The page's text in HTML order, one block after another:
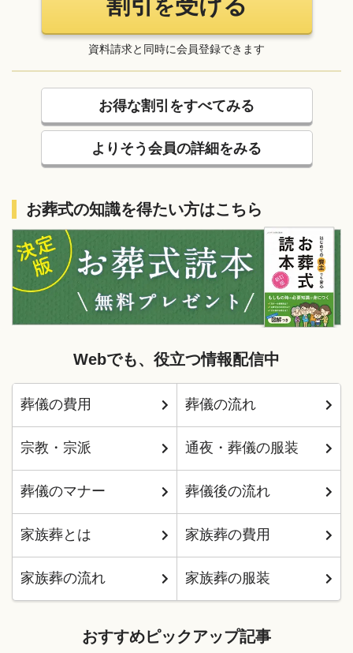
を
資料請求と同時に会員登録できます
お得な割引をすべてみる
よりそう会員の詳細をみる
お葬式の知識を得たい方はこちら
Webでも、役立つ情報配信中
葬儀の費用 葬儀の流れ
宗教・宗派 通夜・葬儀の服装
葬儀のマナー 葬儀後の流れ
家族葬とは 家族葬の費用
家族葬の流れ 家族葬の服装
おすすめピックアップ記事